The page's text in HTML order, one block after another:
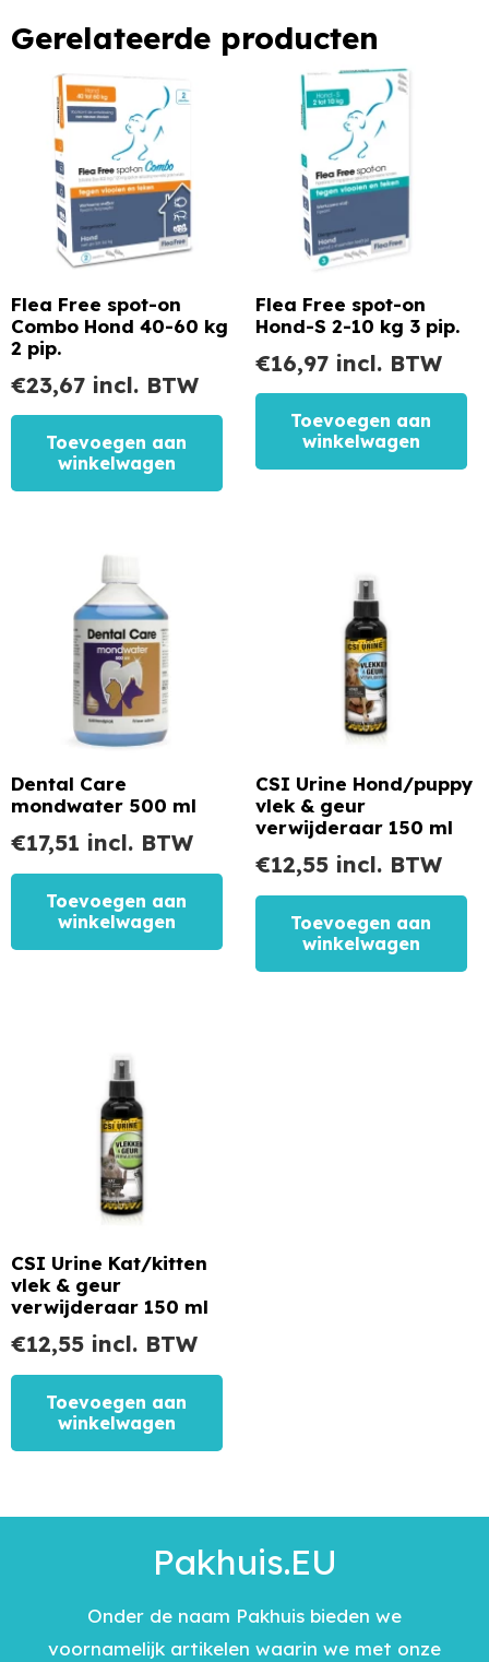
Gerelateerde producten
Flea Free spot-on
Combo Hond 40-60 kg
2 pip.
€23,67 incl. BTW
Toevoegen aan
winkelwagen
Flea Free spot-on
Hond-S 2-10 kg 3 pip.
€16,97 incl. BTW
Toevoegen aan
winkelwagen
Dental Care
mondwater 500 ml
€17,51 incl. BTW
Toevoegen aan
winkelwagen
CSI Urine Hond/puppy
vlek & geur
verwijderaar 150 ml
€12,55 incl. BTW
Toevoegen aan
winkelwagen
CSI Urine Kat/kitten
vlek & geur
verwijderaar 150 ml
€12,55 incl. BTW
Toevoegen aan
winkelwagen
Pakhuis.EU
Onder de naam Pakhuis bieden we
voornamelijk artikelen waarin we met onze